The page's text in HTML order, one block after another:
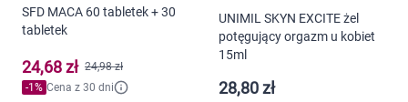
SFD MACA 60 tabletek + 30
tabletek
24,68 zł 24,98 zł
-1% Cena z 30 dni
UNIMIL SKYN EXCITE żel
potęgujący orgazm u kobiet
15ml
28,80 zł